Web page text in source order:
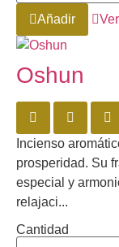
Añadir Ver
Oshun
Incienso
prosperidad. Su
especial y
relajaci...
Cantidad